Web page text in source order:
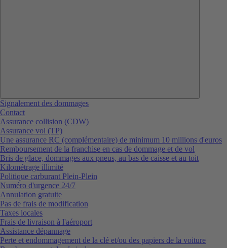
Signalement des dommages
Contact
Assurance collision (CDW)
Assurance vol (TP)
Une assurance RC (complémentaire) de minimum 10 millions d'euros
Remboursement de la franchise en cas de dommage et de vol
Bris de glace, dommages aux pneus, au bas de caisse et au toit
Kilométrage illimité
Politique carburant Plein-Plein
Numéro d'urgence 24/7
Annulation gratuite
Pas de frais de modification
Taxes locales
Frais de livraison à l'aéroport
Assistance dépannage
Perte et endommagement de la clé et/ou des papiers de la voiture